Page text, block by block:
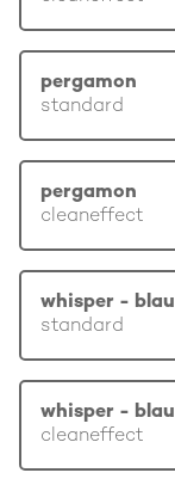
pergamon
standard
pergamon
cleaneffect
whisper - blau
standard
whisper - blau
cleaneffect